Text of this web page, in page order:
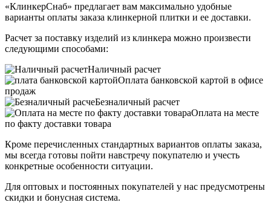
«КлинкерСнаб» предлагает вам максимально удобные
варианты оплаты заказа клинкерной плитки и ее доставки.
Расчет за поставку изделий из клинкера можно произвести
следующими способами:
Наличный расчет
Оплата банковской картой в офисе
продаж
Безналичный расчет
Оплата на месте
по факту доставки товара
Кроме перечисленных стандартных вариантов оплаты заказа,
мы всегда готовы пойти навстречу покупателю и учесть
конкретные особенности ситуации.
Для оптовых и постоянных покупателей у нас предусмотрены
скидки и бонусная система.